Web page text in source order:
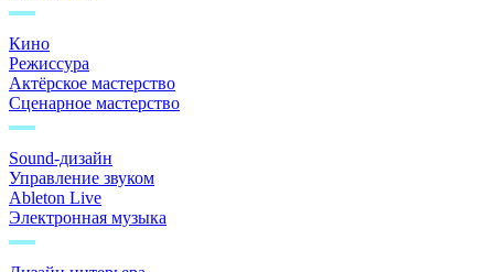
Кино
Режиссура
Актёрское мастерство
Сценарное мастерство
Sound-дизайн
Управление звуком
Ableton Live
Электронная музыка